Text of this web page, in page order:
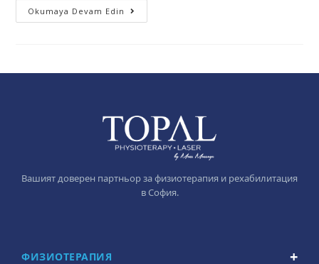
Okumaya Devam Edin
Вашият доверен партньор за физиотерапия и рехабилитация
в София.
ФИЗИОТЕРАПИЯ